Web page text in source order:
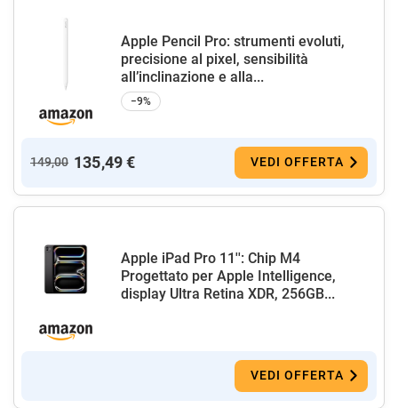
Apple Pencil Pro: strumenti evoluti,
precisione al pixel, sensibilità
all’inclinazione e alla...
−9%
149,00 135,49 € VEDI OFFERTA
Apple iPad Pro 11'': Chip M4
Progettato per Apple Intelligence,
display Ultra Retina XDR, 256GB...
VEDI OFFERTA